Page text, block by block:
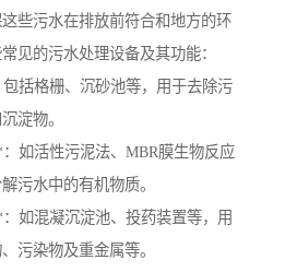
些污水在排放前符合和地方的环
见的污水处理设备及其功能：
括格栅、沉砂池等，用于去除污
淀物。
如活性污泥法、MBR膜生物反应
污水中的有机物质。
如混凝沉淀池、投药装置等，用
污染物及重金属等。